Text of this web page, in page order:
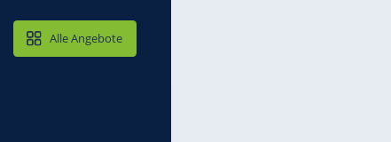
MAIL & CLOUD